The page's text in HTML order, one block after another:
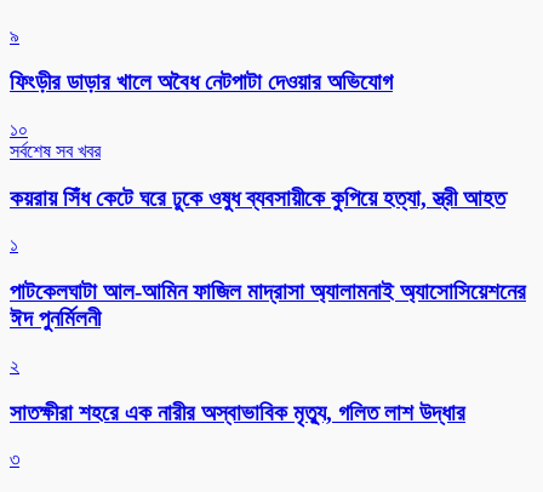
৯
ফিংড়ীর ডাড়ার খালে অবৈধ নেটপাটা দেওয়ার অভিযোগ
১০
সর্বশেষ সব খবর
কয়রায় সিঁধ কেটে ঘরে ঢুকে ওষুধ ব্যবসায়ীকে কুপিয়ে হত্যা, স্ত্রী আহত
১
পাটকেলঘাটা আল-আমিন ফাজিল মাদ্রাসা অ্যালামনাই অ্যাসোসিয়েশনের
ঈদ পুনর্মিলনী
২
সাতক্ষীরা শহরে এক নারীর অস্বাভাবিক মৃত্যু, গলিত লাশ উদ্ধার
৩